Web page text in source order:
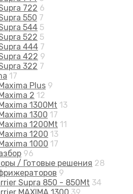
722 6
550 7
544 5
522 5
444 7
422 9
322 7
17
Plus 9
2 12
1300Mt 13
1300 17
1200Mt 11
1200 13
1000 17
96
/ Готовые решения 28
9
Supra 850 - 850Mt 34